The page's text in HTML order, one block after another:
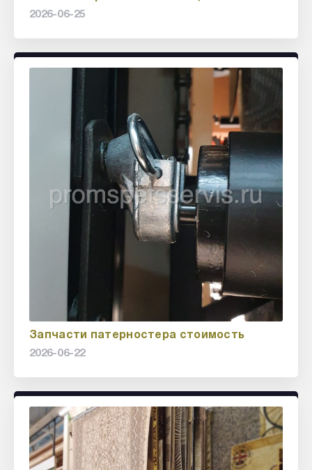
2026-06-25
Запчасти патерностера стоимость
2026-06-22